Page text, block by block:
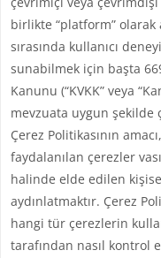
birlikte “platform” olarak
sırasında kullanıcı
sunabilmek için başta
Kanunu (“KVKK” veya
mevzuata uygun şekilde
Çerez Politikasının
faydalanılan çerezler
halinde elde edilen
aydınlatmaktır. Çerez
hangi tür çerezlerin
tarafından nasıl kontrol